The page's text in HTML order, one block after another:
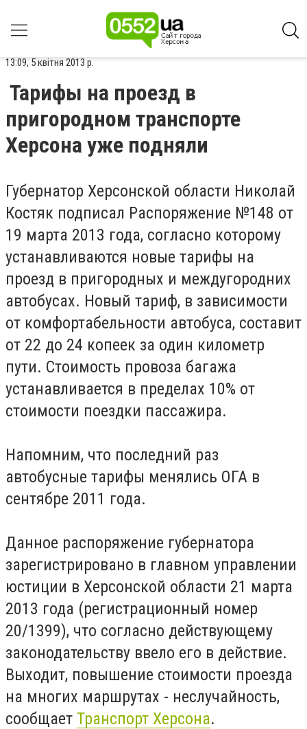
13:09, 5 квітня 2013 р.
Тарифы на проезд в
пригородном транспорте
Херсона уже подняли
Губернатор Херсонской области Николай
Костяк подписал Распоряжение №148 от
19 марта 2013 года, согласно которому
устанавливаются новые тарифы на
проезд в пригородных и междугородних
автобусах. Новый тариф, в зависимости
от комфортабельности автобуса, составит
от 22 до 24 копеек за один километр
пути. Стоимость провоза багажа
устанавливается в пределах 10% от
стоимости поездки пассажира.
Напомним, что последний раз
автобусные тарифы менялись ОГА в
сентябре 2011 года.
Данное распоряжение губернатора
зарегистрировано в главном управлении
юстиции в Херсонской области 21 марта
2013 года (регистрационный номер
20/1399), что согласно действующему
законодательству ввело его в действие.
Выходит, повышение стоимости проезда
на многих маршрутах - неслучайность,
сообщает Транспорт Херсона.